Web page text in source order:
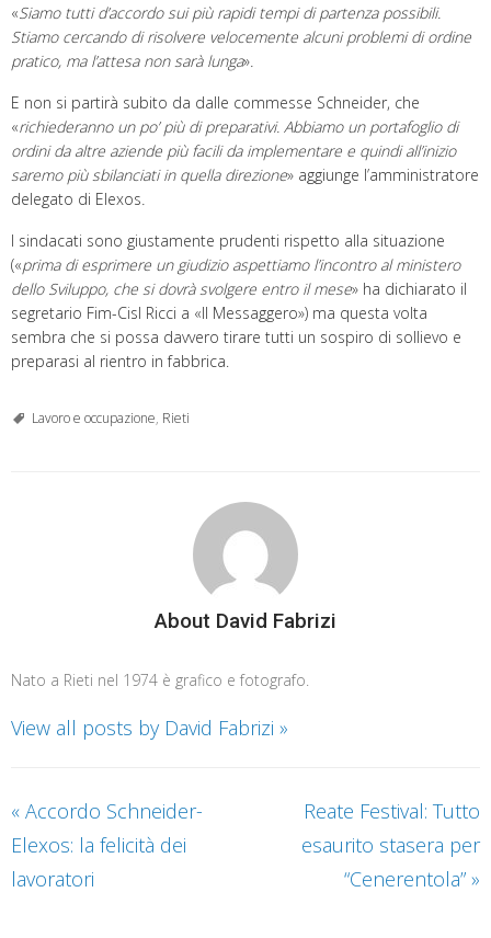
«Siamo tutti d’accordo sui più rapidi tempi di partenza possibili.
Stiamo cercando di risolvere velocemente alcuni problemi di ordine
pratico, ma l’attesa non sarà lunga».
E non si partirà subito da dalle commesse Schneider, che
«richiederanno un po’ più di preparativi. Abbiamo un portafoglio di
ordini da altre aziende più facili da implementare e quindi all’inizio
saremo più sbilanciati in quella direzione» aggiunge l’amministratore
delegato di Elexos.
I sindacati sono giustamente prudenti rispetto alla situazione
(«prima di esprimere un giudizio aspettiamo l’incontro al ministero
dello Sviluppo, che si dovrà svolgere entro il mese» ha dichiarato il
segretario Fim-Cisl Ricci a «Il Messaggero») ma questa volta
sembra che si possa davvero tirare tutti un sospiro di sollievo e
preparasi al rientro in fabbrica.
Lavoro e occupazione, Rieti
About David Fabrizi
Nato a Rieti nel 1974 è grafico e fotografo.
View all posts by David Fabrizi »
« Accordo Schneider-
Elexos: la felicità dei
lavoratori
Reate Festival: Tutto
esaurito stasera per
“Cenerentola” »